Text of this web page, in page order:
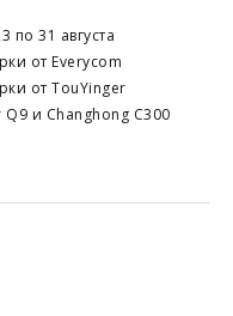
по 31 августа
от Everycom
от TouYinger
и Changhong C300